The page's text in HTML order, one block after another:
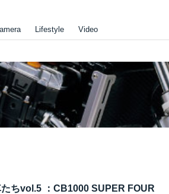
Lifestyle Video
ちvol.5 ：CB1000 SUPER FOUR